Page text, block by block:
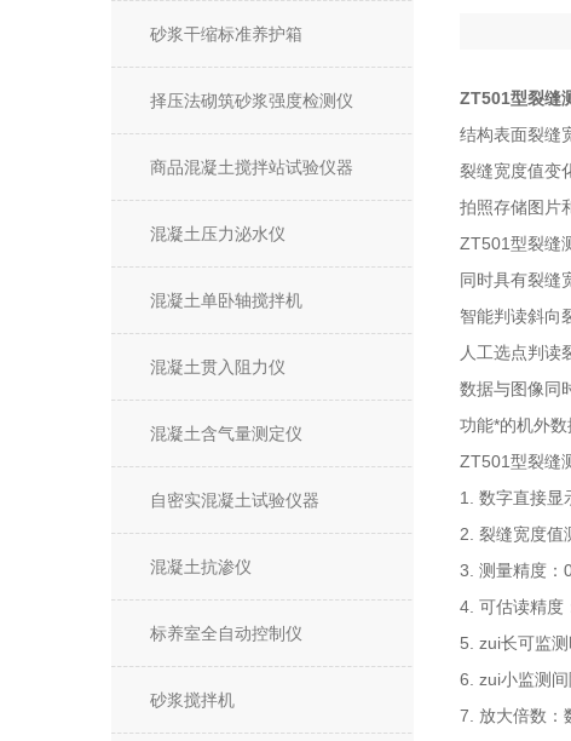
砂浆干缩标准养护箱
择压法砌筑砂浆强度检测仪
商品混凝土搅拌站试验仪器
混凝土压力泌水仪
混凝土单卧轴搅拌机
混凝土贯入阻力仪
混凝土含气量测定仪
自密实混凝土试验仪器
混凝土抗渗仪
标养室全自动控制仪
砂浆搅拌机
ZT501型裂缝
结构表面裂缝
裂缝宽度值变
拍照存储图片
ZT501型裂缝
同时具有裂缝
智能判读斜向
人工选点判读
数据与图像同
功能*的机外
ZT501型裂缝
1. 数字直接显
2. 裂缝宽度值
3. 测量精度：
4. 可估读精度
5. zui长可监
6. zui小监测
7. 放大倍数：